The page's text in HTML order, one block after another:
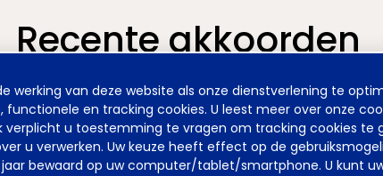
werking van deze website als onze dienstverlening te
functionele en tracking cookies. U leest meer over onze
verplicht u toestemming te vragen om tracking cookies te
u verwerken. Uw keuze heeft effect op de
jaar bewaard op uw computer/tablet/smartphone. U kunt
Recente akkoorden
Welkom op vernieuwde pagina van de Cao-kijker.